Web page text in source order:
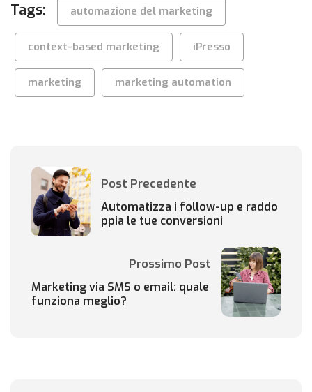
Tags: automazione del marketing
context-based marketing iPresso
marketing marketing automation
Post Precedente
Automatizza i follow-up e raddo
ppia le tue conversioni
Prossimo Post
Marketing via SMS o email: quale
funziona meglio?